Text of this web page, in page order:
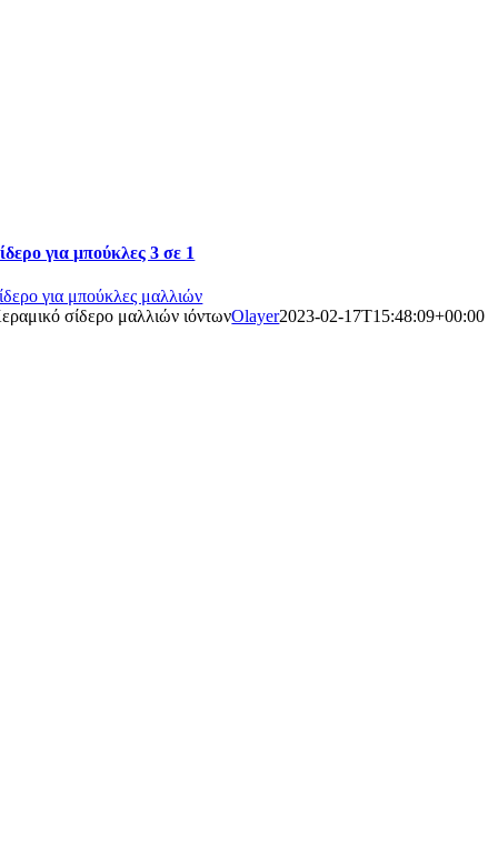
για μπούκλες 3 σε 1
για μπούκλες μαλλιών
σίδερο μαλλιών ιόντωνOlayer2023-02-17T15:48:09+00:00